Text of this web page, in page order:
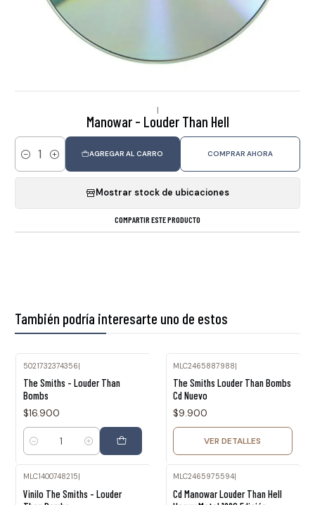
|
Manowar - Louder Than Hell
Cantidad
AGREGAR AL CARRO COMPRAR AHORA
Mostrar stock de ubicaciones
COMPARTIR ESTE PRODUCTO
También podría interesarte uno de estos
5021732374356|
The Smiths - Louder Than
Bombs
$16.900
Cantidad
MLC2465887988|
The Smiths Louder Than Bombs
Cd Nuevo
$9.900
VER DETALLES
MLC1400748215
Vinilo The Smiths - Louder
MLC2465975594
Cd Manowar Louder Than Hell